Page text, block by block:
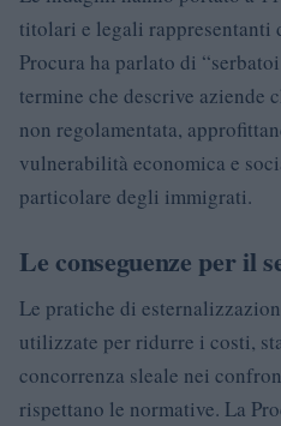
titolari e legali rappresentanti
Procura ha parlato di
termine che descrive aziende
non regolamentata,
vulnerabilità economica e
particolare degli immigrati.
Le conseguenze per il
Le pratiche di
utilizzate per ridurre i costi,
concorrenza sleale nei
rispettano le normative. La